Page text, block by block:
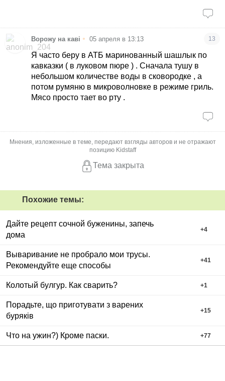
Ворожу на каві • 05 апреля в 13:13 13
Я часто беру в АТБ маринованный шашлык по
кавказки ( в луковом пюре ) . Сначала тушу в
небольшом количестве воды в сковородке , а
потом румяню в микроволновке в режиме гриль.
Мясо просто тает во рту .
Мнения, изложенные в теме, передают взгляды авторов и не отражают
позицию Kidstaff
Тема закрыта
Похожие темы:
Дайте рецепт сочной буженины, запечь
дома
+4
Вываривание не пробрало мои трусы.
Рекомендуйте еще способы
+41
Колотый булгур. Как сварить? +1
Порадьте, що приготувати з варених
буряків
+15
Что на ужин?) Кроме паски. +77